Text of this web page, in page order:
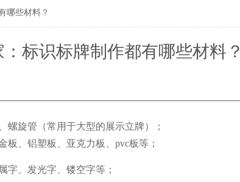
哪些材料？
标识标牌制作都有哪些材料？
螺旋管（常用于大型的展示立牌）；
板、铝塑板、亚克力板、pvc板等；
字、发光字、镂空字等；